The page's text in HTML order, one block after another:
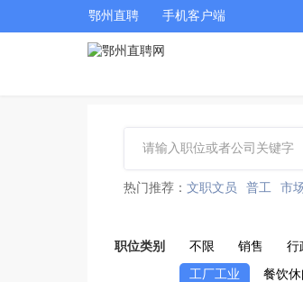
鄂州直聘 手机客户端
热门推荐： 文职文员 普工 市
职位类别 不限 销售 行
工厂工业 餐饮休